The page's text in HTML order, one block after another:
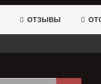
ОТЗЫВЫ